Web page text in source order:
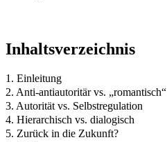
Inhaltsverzeichnis
1. Einleitung
2. Anti-antiautoritär vs. „romantisch“
3. Autorität vs. Selbstregulation
4. Hierarchisch vs. dialogisch
5. Zurück in die Zukunft?